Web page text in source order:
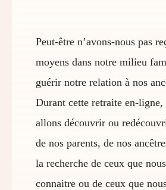
Peut-être n’avons-nous pas
moyens dans notre milieu
guérir notre relation à nos
Durant cette retraite en-ligne,
allons découvrir ou
de nos parents, de nos
la recherche de ceux que
connaitre ou de ceux que